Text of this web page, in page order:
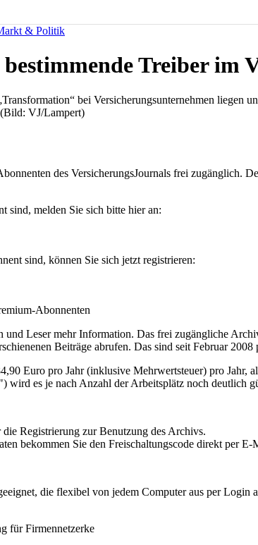
& Politik
Treiber im
bei Versicherungsunternehmen liegen
VJ/Lampert)
des VersicherungsJournals frei zugänglich.
sind, melden Sie sich bitte hier an:
sind, können Sie sich jetzt registrieren:
Abonnenten
und Leser mehr Information. Das frei zugängliche
Beiträge abrufen. Das sind seit Februar
Euro pro Jahr (inklusive Mehrwertsteuer) pro
wird es je nach Anzahl der Arbeitsplätz noch deutlich
Registrierung zur Benutzung des Archivs.
bekommen Sie den Freischaltungscode direkt per
die flexibel von jedem Computer aus per Login
für Firmennetzerke